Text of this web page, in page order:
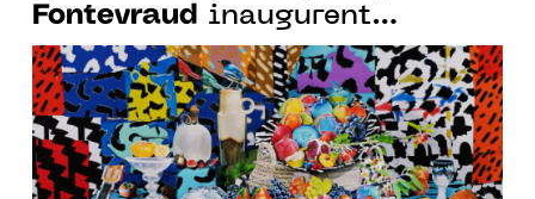
Fontevraud inaugurent
"Chambre noire, toile blanche.
La photographie face à la
peinture"